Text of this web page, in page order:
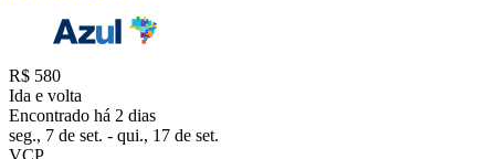
R$ 580
Ida e volta
Encontrado há 2 dias
seg., 7 de set. - qui., 17 de set.